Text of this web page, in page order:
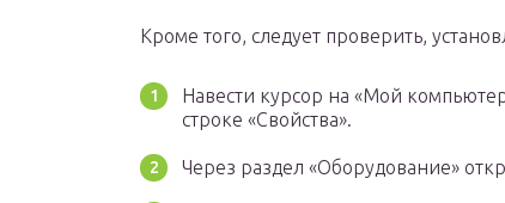
Кроме того, следует проверить,
Навести курсор на «Мой
строке «Свойства».
Через раздел «Оборудование»